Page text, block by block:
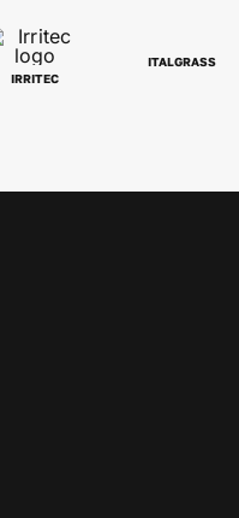
IRRITEC
ITALGRASS